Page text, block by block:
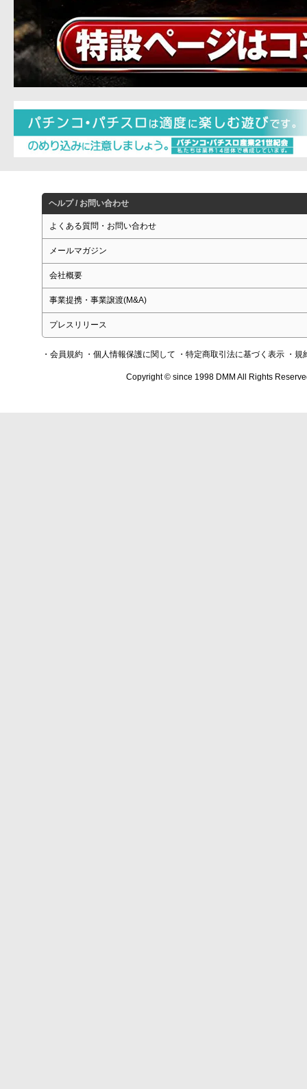
ヘルプ / お問い合わせ
よくある質問・お問い合わせ
メールマガジン
会社概要
事業提携・事業譲渡(M&A)
プレスリリース
・会員規約 ・個人情報保護に関して ・特定商取引法に基づく表示 ・規
Copyright © since 1998 DMM All Rights